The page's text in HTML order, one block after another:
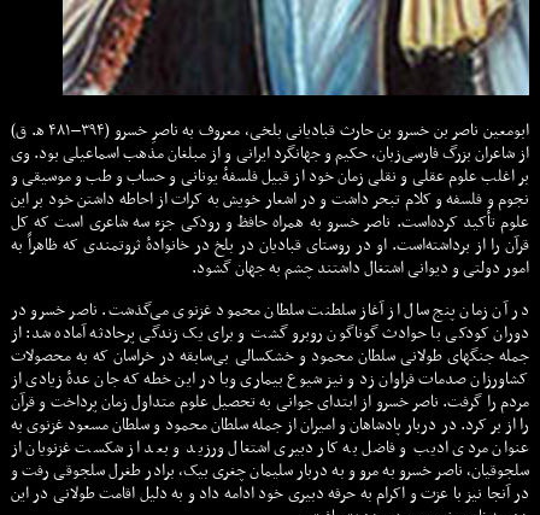
ابومعین ناصر بن خسرو بن حارث قبادیانی بلخی، معروف به ناصرِ خسرو (۳۹۴–۴۸۱ ه‍. ق)
از شاعران بزرگ فارسی‌زبان، حکیم و جهانگرد ایرانی و از مبلغان مذهب اسماعیلی بود. وی
بر اغلب علوم عقلی و نقلی زمان خود از قبیل فلسفهٔ یونانی و حساب و طب و موسیقی و
نجوم و فلسفه و کلام تبحر داشت و در اشعار خویش به کرات از احاطه داشتن خود بر این
علوم تأکید کرده‌است. ناصر خسرو به همراه حافظ و رودکی جزء سه شاعری است که کل
قرآن را از برداشته‌است. او در روستای قبادیان در بلخ در خانوادهٔ ثروتمندی که ظاهراً به
امور دولتی و دیوانی اشتغال داشتند چشم به جهان گشود.
در آن زمان پنج سال از آغاز سلطنت سلطان محمود غزنوی می‌گذشت. ناصر خسرو در
دوران کودکی با حوادث گوناگون روبرو گشت و برای یک زندگی پرحادثه آماده شد: از
جمله جنگهای طولانی سلطان محمود و خشکسالی بی‌سابقه در خراسان که به محصولات
کشاورزان صدمات فراوان زد و نیز شیوع بیماری وبا در این خطه که جان عدهٔ زیادی از
مردم را گرفت. ناصر خسرو از ابتدای جوانی به تحصیل علوم متداول زمان پرداخت و قرآن
را از بر کرد. در دربار پادشاهان و امیران از جمله سلطان محمود و سلطان مسعود غزنوی به
عنوان مردی ادیب و فاضل به کار دبیری اشتغال ورزید و بعد از شکست غزنویان از
سلجوقیان، ناصر خسرو به مرو و به دربار سلیمان چغری بیک، برادر طغرل سلجوقی رفت و
در آنجا نیز با عزت و اکرام به حرفه دبیری خود ادامه داد و به دلیل اقامت طولانی در این